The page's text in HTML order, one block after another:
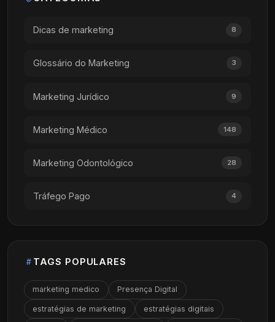
Dicas de marketing 8
Glossário do Marketing 3
Marketing Jurídico 9
Marketing Médico 148
Marketing Odontológico 28
Tráfego Pago 4
TAGS POPULARES
marketing medico Presença Digital
estratégias de marketing estratégias digitais